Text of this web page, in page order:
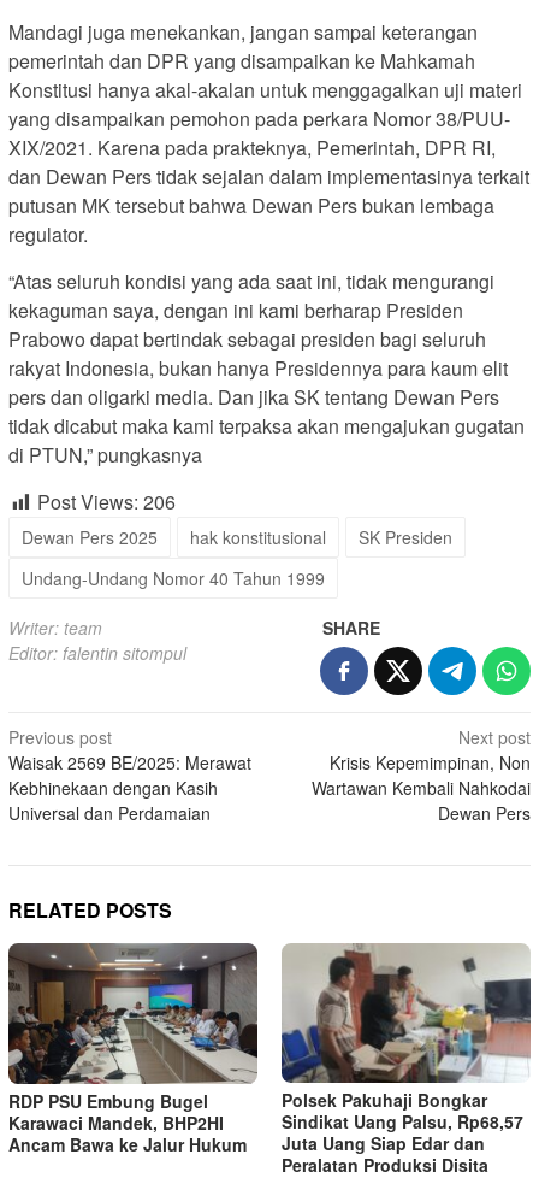
Mandagi juga menekankan, jangan sampai keterangan
pemerintah dan DPR yang disampaikan ke Mahkamah
Konstitusi hanya akal-akalan untuk menggagalkan uji materi
yang disampaikan pemohon pada perkara Nomor 38/PUU-
XIX/2021. Karena pada prakteknya, Pemerintah, DPR RI,
dan Dewan Pers tidak sejalan dalam implementasinya terkait
putusan MK tersebut bahwa Dewan Pers bukan lembaga
regulator.
“Atas seluruh kondisi yang ada saat ini, tidak mengurangi
kekaguman saya, dengan ini kami berharap Presiden
Prabowo dapat bertindak sebagai presiden bagi seluruh
rakyat Indonesia, bukan hanya Presidennya para kaum elit
pers dan oligarki media. Dan jika SK tentang Dewan Pers
tidak dicabut maka kami terpaksa akan mengajukan gugatan
di PTUN,” pungkasnya
Post Views: 206
Dewan Pers 2025 hak konstitusional
SK Presiden
Undang-Undang Nomor 40 Tahun 1999
Writer: team
Editor: falentin sitompul
SHARE
Post
navigation
Previous post
Waisak 2569 BE/2025: Merawat
Kebhinekaan dengan Kasih
Universal dan Perdamaian
Next post
Krisis Kepemimpinan, Non
Wartawan Kembali Nahkodai
Dewan Pers
RELATED POSTS
RDP PSU Embung Bugel
Karawaci Mandek, BHP2HI
Ancam Bawa ke Jalur Hukum
Polsek Pakuhaji Bongkar
Sindikat Uang Palsu, Rp68,57
Juta Uang Siap Edar dan
Peralatan Produksi Disita